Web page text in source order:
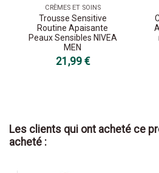
CRÈMES ET SOINS
Trousse Sensitive
Routine Apaisante
Peaux Sensibles NIVEA
MEN
21,99 €
Les clients qui ont acheté ce
acheté :